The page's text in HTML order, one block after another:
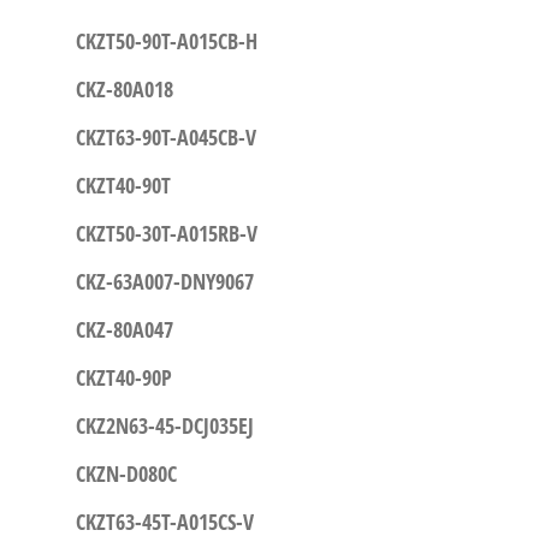
CKZT50-90T-A015CB-H
CKZ-80A018
CKZT63-90T-A045CB-V
CKZT40-90T
CKZT50-30T-A015RB-V
CKZ-63A007-DNY9067
CKZ-80A047
CKZT40-90P
CKZ2N63-45-DCJ035EJ
CKZN-D080C
CKZT63-45T-A015CS-V